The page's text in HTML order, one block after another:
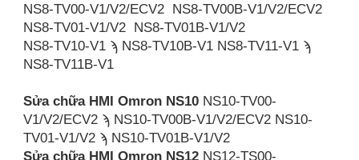
NS8-TV00-V1/V2/ECV2 NS8-TV00B-V1/V2/ECV2
NS8-TV01-V1/V2 NS8-TV01B-V1/V2
NS8-TV10-V1 ϡ NS8-TV10B-V1 NS8-TV11-V1 ϡ
NS8-TV11B-V1
Sửa chữa HMI Omron NS10 NS10-TV00-
V1/V2/ECV2 ϡ NS10-TV00B-V1/V2/ECV2 NS10-
TV01-V1/V2 ϡ NS10-TV01B-V1/V2
Sửa chữa HMI Omron NS12 NS12-TS00-